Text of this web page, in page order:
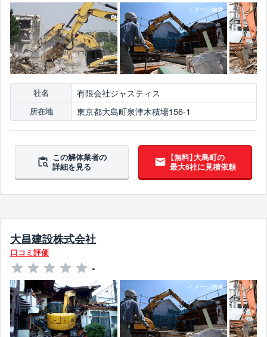
社名 有限会社ジャスティス
所在地 東京都大島町泉津木積場156-1
この解体業者の
詳細を見る
【無料】大島町の
最大6社に見積依頼
大昌建設株式会社
口コミ評価
-